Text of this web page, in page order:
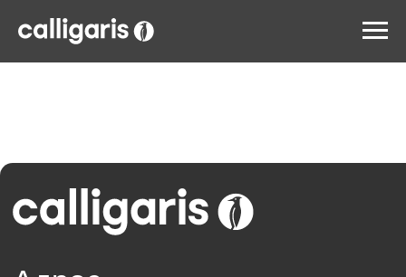
Адрес
г. Нижний Новгород, ул. Варварская, д. 7
Контакты